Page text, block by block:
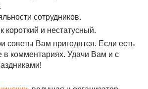
сотрудников.
короткий и нестатусный.
советы Вам пригодятся. Если есть
в комментариях. Удачи Вам и с